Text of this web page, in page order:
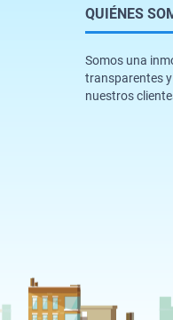
QUIÉNES
Somos una
transparentes
nuestros